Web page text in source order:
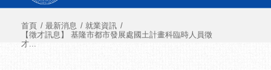
首頁 / 最新消息 / 就業資訊 /
【徵才訊息】 基隆市都市發展處國土計畫科臨時人員徵
才...